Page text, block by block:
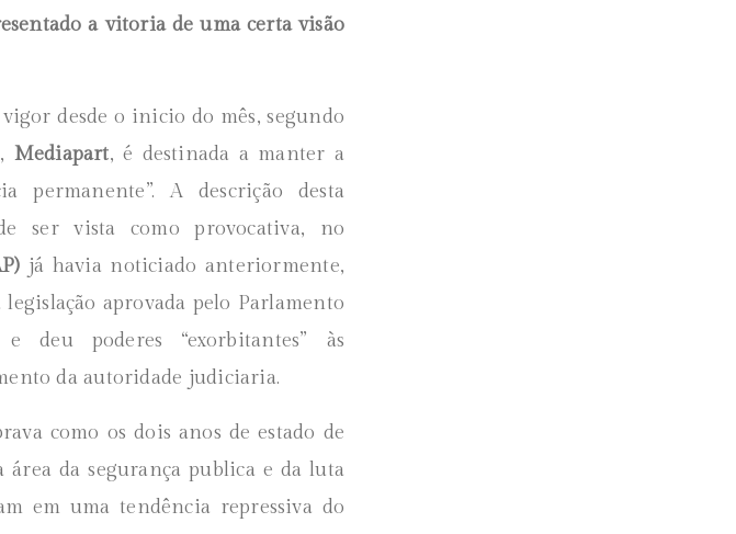
a vitoria de uma certa visão
desde o inicio do mês, segundo
Mediapart, é destinada a manter a
permanente”. A descrição desta
ser vista como provocativa, no
já havia noticiado anteriormente,
aprovada pelo Parlamento
deu poderes “exorbitantes” às
da autoridade judiciaria.
como os dois anos de estado de
da segurança publica e da luta
em uma tendência repressiva do